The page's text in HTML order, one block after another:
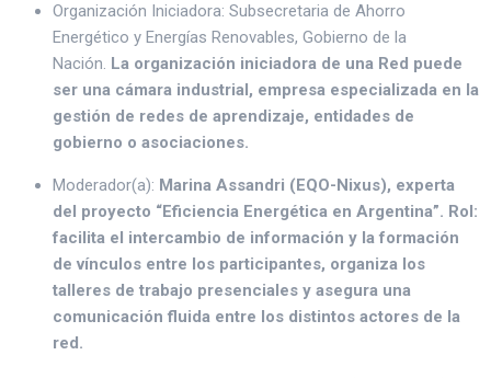
Organización Iniciadora: Subsecretaria de Ahorro
Energético y Energías Renovables, Gobierno de la
Nación. La organización iniciadora de una Red puede
ser una cámara industrial, empresa especializada en la
gestión de redes de aprendizaje, entidades de
gobierno o asociaciones.
Moderador(a): Marina Assandri (EQO-Nixus), experta
del proyecto “Eficiencia Energética en Argentina”. Rol:
facilita el intercambio de información y la formación
de vínculos entre los participantes, organiza los
talleres de trabajo presenciales y asegura una
comunicación fluida entre los distintos actores de la
red.